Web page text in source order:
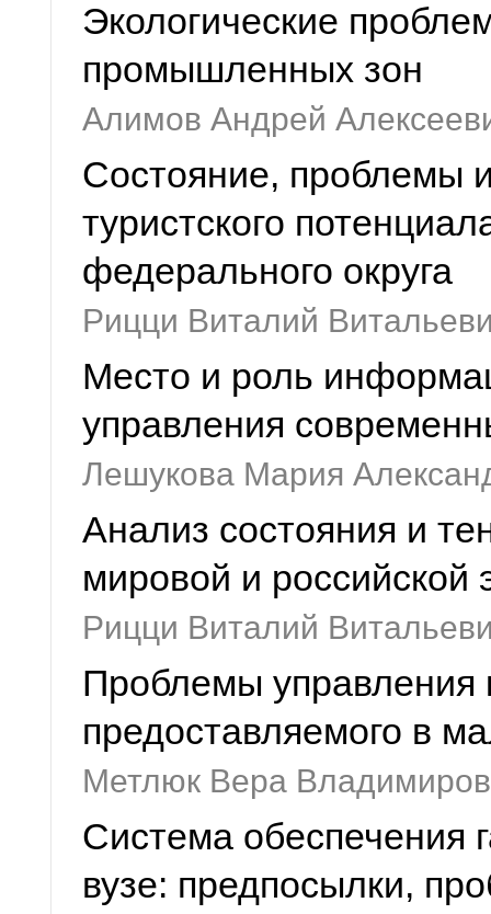
Экологические
промышленных зон
Алимов Андрей
Состояние, проблемы
туристского
федерального округа
Рицци Виталий
Место и роль
управления
Лешукова Мария
Анализ состояния и
мировой и российской
Рицци Виталий
Проблемы управления
предоставляемого в
Метлюк Вера
Система обеспечения
вузе: предпосылки,